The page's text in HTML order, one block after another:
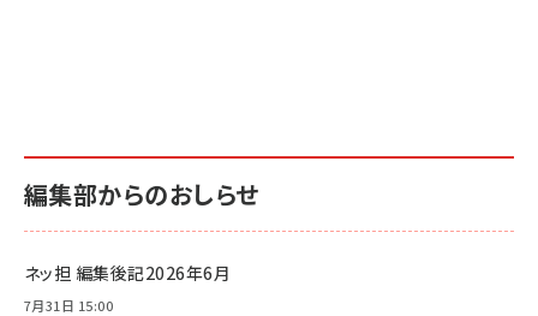
編集部からのおしらせ
ネッ担 編集後記2026年6月
7月31日 15:00